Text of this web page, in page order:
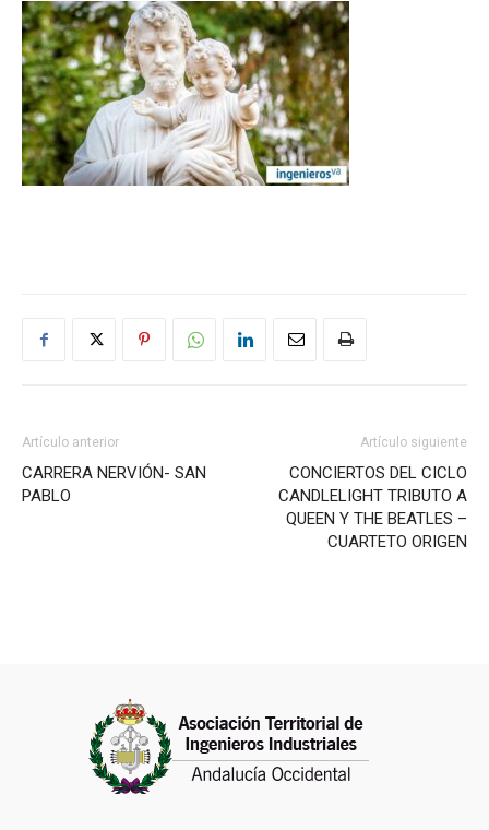
Artículo anterior
CARRERA NERVIÓN- SAN
PABLO
Artículo siguiente
CONCIERTOS DEL CICLO
CANDLELIGHT TRIBUTO A
QUEEN Y THE BEATLES –
CUARTETO ORIGEN